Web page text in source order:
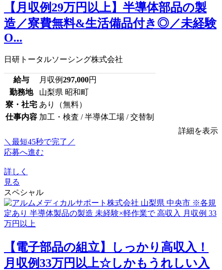
【月収例29万円以上】半導体部品の製
造／寮費無料&生活備品付き◎／未経験
O...
日研トータルソーシング株式会社
給与 月収例297,000円
勤務地
山梨県 昭和町
寮・社宅 あり（無料）
仕事内容 加工・検査 / 半導体工場 / 交替制
詳細を表示
＼最短45秒で完了／
応募へ進む
詳しく
見る
スペシャル
【電子部品の組立】しっかり高収入！
月収例33万円以上☆しかもうれしい入